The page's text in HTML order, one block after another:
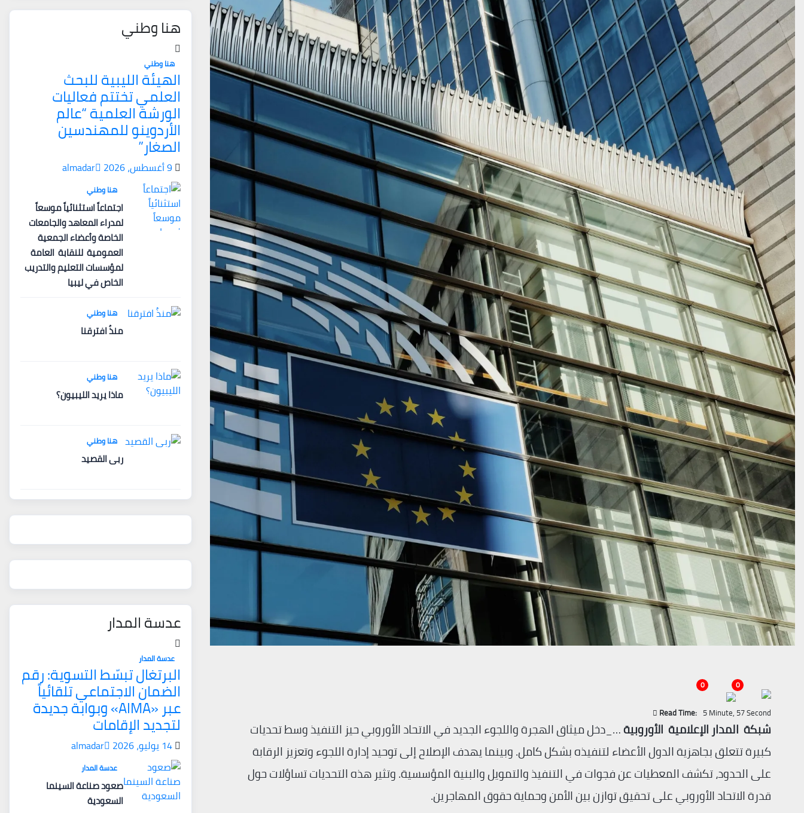
0
0
Read Time: 5 Minute, 57 Second
شبكة المدار الإعلامية الأوروبية…_دخل ميثاق الهجرة واللجوء الجديد في الاتحاد الأوروبي حيز التنفيذ وسط تحديات
كبيرة تتعلق بجاهزية الدول الأعضاء لتنفيذه بشكل كامل. وبينما يهدف الإصلاح إلى توحيد إدارة اللجوء وتعزيز الرقابة
على الحدود، تكشف المعطيات عن فجوات في التنفيذ والتمويل والبنية المؤسسية. وتثير هذه التحديات تساؤلات حول
قدرة الاتحاد الأوروبي على تحقيق توازن بين الأمن وحماية حقوق المهاجرين.
هنا وطني
هنا وطني
الهيئة الليبية للبحث
العلمي تختتم فعاليات
الورشة العلمية “عالم
الأردوينو للمهندسين
الصغار”
9 أغسطس، 2026 almadar
هنا وطني
اجتماعاً استثنائياً موسعاً
لمدراء المعاهد والجامعات
الخاصة وأعضاء الجمعية
العمومية للنقابة العامة
لمؤسسات التعليم والتدريب
الخاص في ليبيا
هنا وطني
منذُ افترقنا
هنا وطني
ماذا يريد الليبيون؟
هنا وطني
ربى القصيد
عدسة المدار
عدسة المدار
البرتغال تبسّط التسوية: رقم
الضمان الاجتماعي تلقائياً
عبر «AIMA» وبوابة جديدة
لتجديد الإقامات
14 يوليو، 2026 almadar
عدسة المدار
صعود صناعة السينما
السعودية